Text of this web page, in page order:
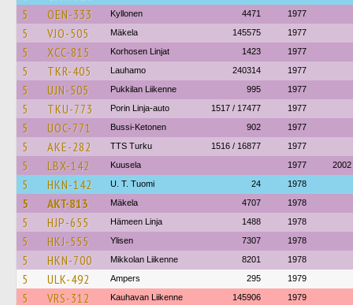
5
OEN-333 Kyllonen 4471 1977
5 VJO-505 Mäkela 145575 1977
5 XCC-815 Korhosen Linjat 1423 1977
5 TKR-405 Lauhamo 240314 1977
5 UJN-505 Pukkilan Liikenne 995 1977
5 TKU-773 Porin Linja-auto 1517 / 17477 1977
5 UOC-771 Bussi-Ketonen 902 1977
5 AKE-282 TTS Turku 1516 / 16877 1977
5 LBX-142 Kuusela 1977 2002
5 HKN-142 U. T. Tuomi 24 1978
5 AKT-813 Mäkela 4707 1978
5 HJP-655 Hämeen Linja 1488 1978
5 HKJ-555 Ylisen 7307 1978
5 HKN-700 Mikkolan Liikenne 8201 1978
5 ULK-492 Ampers 295 1979
5 VRS-312 Kauhavan Liikenne 145906 1979